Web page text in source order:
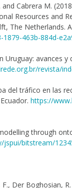
Cabrera M.
Resources and
The Netherlands.
463b-884d-
avances
revista/
del tráfico en las
Ecuador. https://
through
jspui/bitstream/
Der Boghosian,